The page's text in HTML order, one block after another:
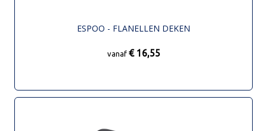
ESPOO - FLANELLEN DEKEN
vanaf € 16,55